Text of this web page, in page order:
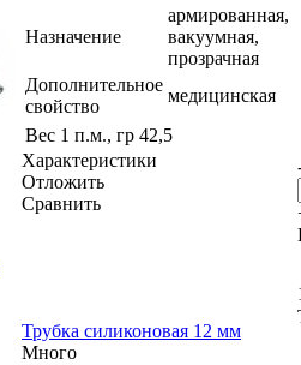
Назначение
армированная,
вакуумная,
прозрачная
Дополнительное
свойство
медицинская
Вес 1 п.м., гр 42,5
Характеристики
Отложить
Сравнить
Трубка силиконовая 12 мм
Много